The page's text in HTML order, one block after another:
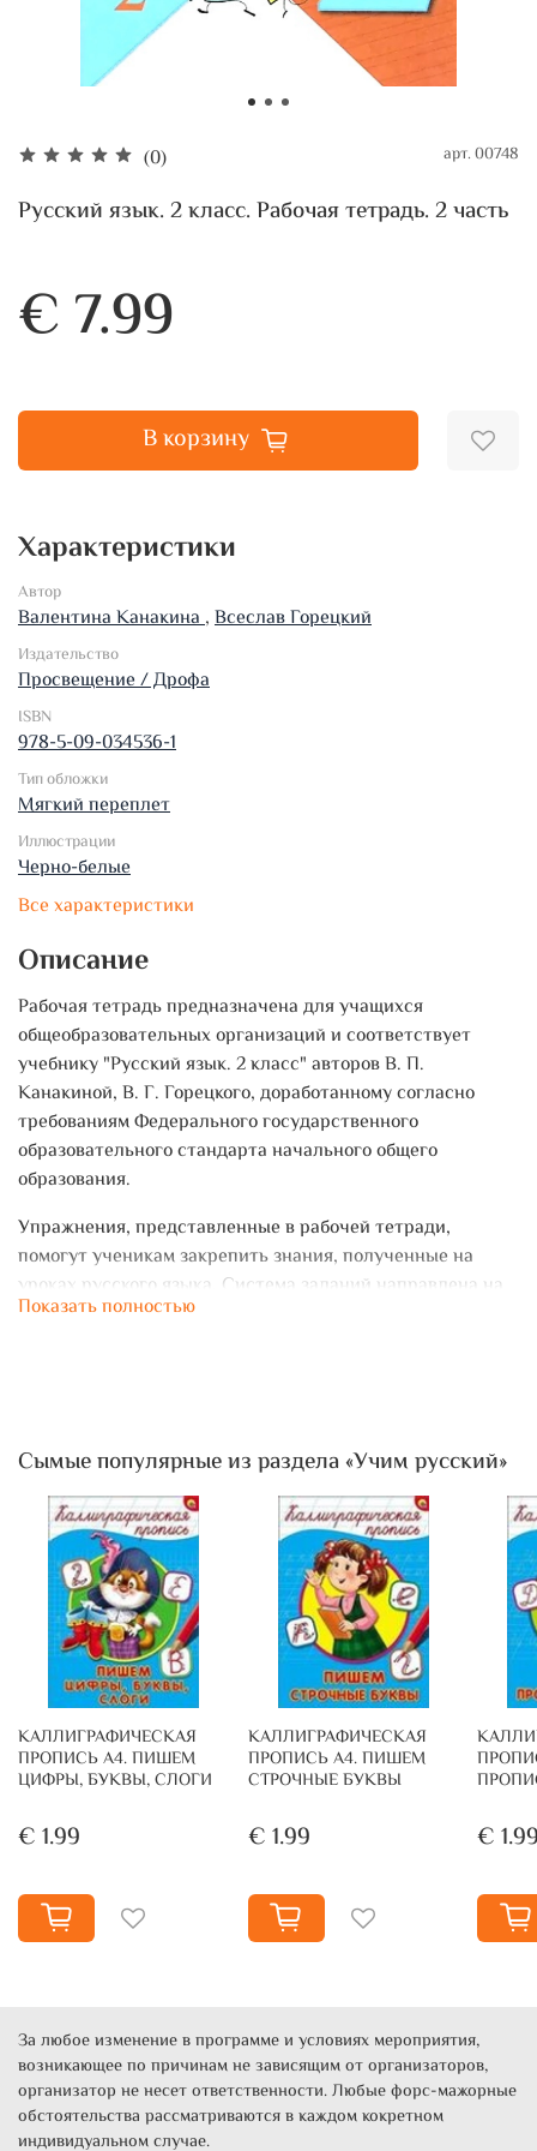
(0) арт.00748
Русский язык. 2 класс. Рабочая тетрадь. 2 часть
€ 7.99
В корзину
Характеристики
Автор
Валентина Канакина, Всеслав Горецкий
Издательство
Просвещение / Дрофа
ISBN
978-5-09-034536-1
Тип обложки
Мягкий переплет
Иллюстрации
Черно-белые
Все характеристики
Описание
Рабочая тетрадь предназначена для учащихся
общеобразовательных организаций и соответствует
учебнику "Русский язык. 2 класс" авторов В. П.
Канакиной, В. Г. Горецкого, доработанному согласно
требованиям Федерального государственного
образовательного стандарта начального общего
образования.
Упражнения, представленные в рабочей тетради,
помогут ученикам закрепить знания, полученные на
уроках русского языка. Система заданий направлена на
обогащение словарного запаса ребёнка, формирование
Использование рабочей тетради способствует более
успешному достижению личностных, метапредметных и
предметных результатов обучения во 2 классе.
Показать полностью
Сымые популярные из раздела «Учим русский»
КАЛЛИГРАФИЧЕСКАЯ
ПРОПИСЬ А4. ПИШЕМ
ЦИФРЫ, БУКВЫ, СЛОГИ
€ 1.99
КАЛЛИГРАФИЧЕСКАЯ
ПРОПИСЬ А4. ПИШЕМ
СТРОЧНЫЕ БУКВЫ
€ 1.99 €
За любое изменение в программе и условиях мероприятия,
возникающее по причинам не зависящим от организаторов,
организатор не несет ответственности. Любые форс-мажорные
обстоятельства рассматриваются в каждом кокретном
индивидуальном случае.